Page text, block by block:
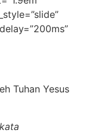
Tuhan Yesus